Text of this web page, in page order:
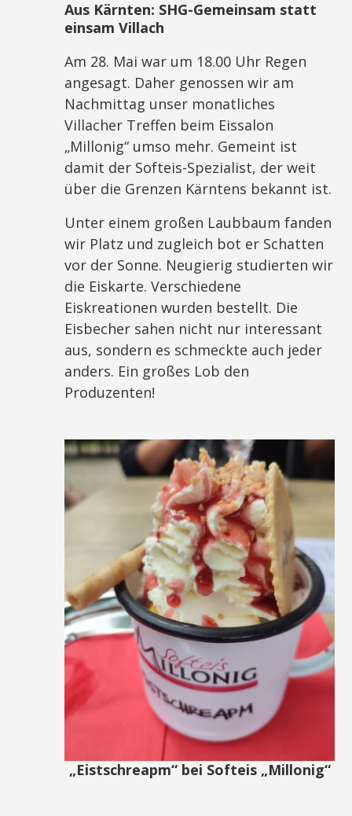
Aus Kärnten: SHG-Gemeinsam statt
einsam Villach
Am 28. Mai war um 18.00 Uhr Regen
angesagt. Daher genossen wir am
Nachmittag unser monatliches
Villacher Treffen beim Eissalon
„Millonig“ umso mehr. Gemeint ist
damit der Softeis-Spezialist, der weit
über die Grenzen Kärntens bekannt ist.
Unter einem großen Laubbaum fanden
wir Platz und zugleich bot er Schatten
vor der Sonne. Neugierig studierten wir
die Eiskarte. Verschiedene
Eiskreationen wurden bestellt. Die
Eisbecher sahen nicht nur interessant
aus, sondern es schmeckte auch jeder
anders. Ein großes Lob den
Produzenten!
„Eistschreapm“ bei Softeis „Millonig“